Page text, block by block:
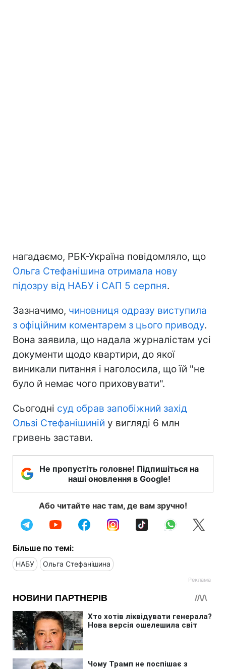
нагадаємо, РБК-Україна повідомляло, що
Ольга Стефанішина отримала нову
підозру від НАБУ і САП 5 серпня.
Зазначимо, чиновниця одразу виступила
з офіційним коментарем з цього приводу.
Вона заявила, що надала журналістам усі
документи щодо квартири, до якої
виникали питання і наголосила, що їй "не
було й немає чого приховувати".
Сьогодні суд обрав запобіжний захід
Ользі Стефанішиній у вигляді 6 млн
гривень застави.
Не пропустіть головне! Підпишіться на
наші оновлення в Google!
Або читайте нас там, де вам зручно!
Більше по темі:
НАБУ Ольга Стефанішина